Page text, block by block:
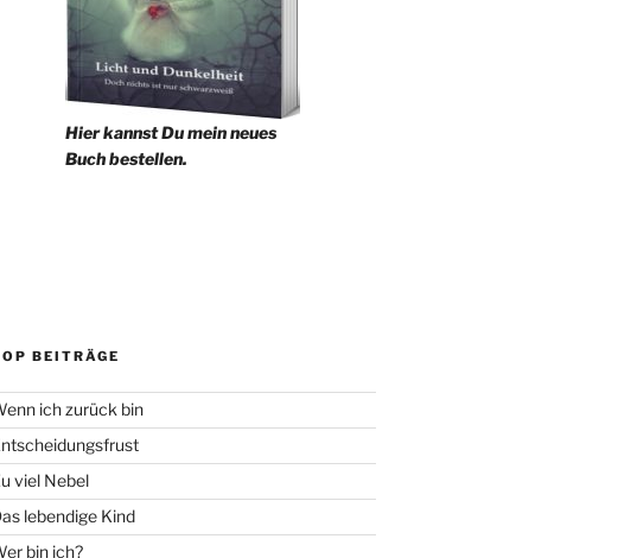
Hier kannst Du mein neues
Buch bestellen.
BEITRÄGE
ich zurück bin
viel Nebel
lebendige Kind
bin ich?